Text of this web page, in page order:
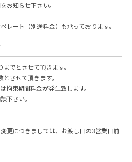
お知らせ下さい。
レート（別途料金）も承っております。
でとさせて頂きます。
させて頂きます。
束期間料金が発生致します。
下さい。
更につきましては、お渡し日の3営業日前